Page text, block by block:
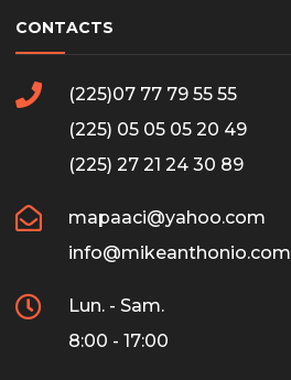
CONTACTS
(225)07 77 79 55 55
(225) 05 05 05 20 49
(225) 27 21 24 30 89
mapaaci@yahoo.com
info@mikeanthonio.com
Lun. - Sam.
8:00 - 17:00